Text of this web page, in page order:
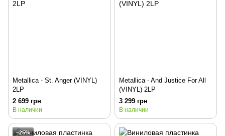
Metallica - St. Anger (VINYL)
2LP
2 699 грн
В наличии
Metallica - And Justice For All
(VINYL) 2LP
3 299 грн
В наличии
−25%